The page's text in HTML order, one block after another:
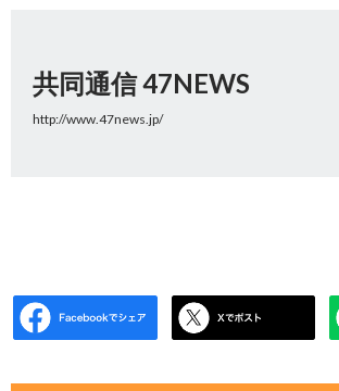
共同通信 47NEWS
http://www.47news.jp/